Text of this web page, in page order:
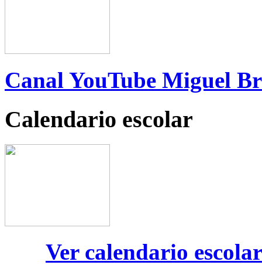
Canal YouTube Miguel
Calendario escolar
Ver calendario escolar